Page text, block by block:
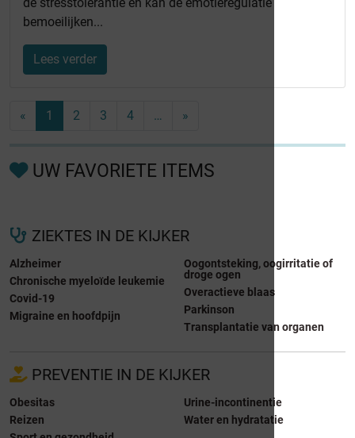
bemoeilijken...
Lees verder
« 1 2 3 4 … »
UW FAVORIETE ITEMS
ZIEKTES IN DE KIJKER
Alzheimer
Chronische myeloïde leukemie
Covid-19
Migraine en hoofdpijn
Oogontsteking, oogirritatie of
droge ogen
Overactieve blaas
Parkinson
Transplantatie van organen
PREVENTIE IN DE KIJKER
Obesitas
Reizen
Urine-incontinentie
Water en hydratatie